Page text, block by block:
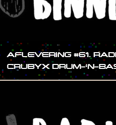
AFLEVERING #61.
CRUBYX DRUM-‘N-